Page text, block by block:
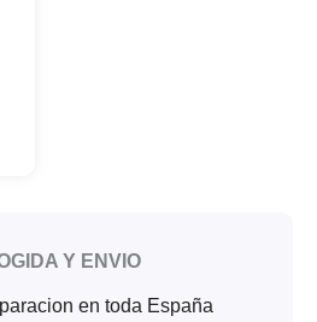
Y ENVIO
en toda España